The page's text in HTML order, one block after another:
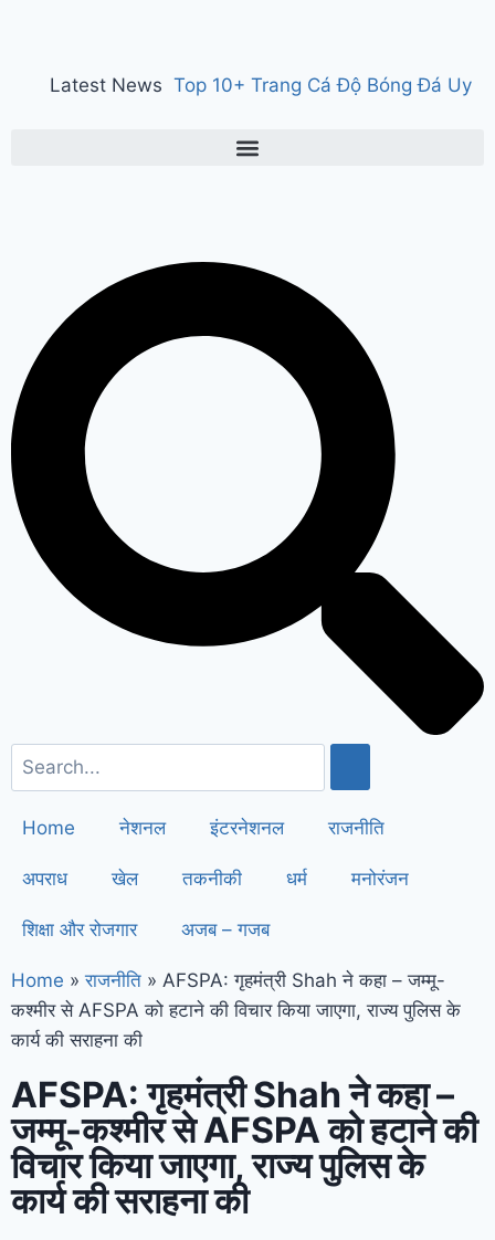
Latest News Top 10+ Trang Cá Độ Bóng Đá Uy
कार्यक्रम, CM सैनी ने कहा- ‘वंदे मातरम्’
राष्ट्र की आत्मा, पहचान और गौरव
land scam case में पूर्व CM भूपेंद्र हुड्डा
को हाईकोर्ट का झटका, अब CBI की स्पेशल
Relief to farmers :
Haryana के किसानों को ‘नायाब’ राहत, CM
सैनी ने 6 महीने के लिए बिजली बिल किया माफ
! Elderly people will get respect
and support : मोदी का यह कार्ड दिलाएगा
बुजुर्गों को सम्मान और सहारा !
PM Modi’s
Haryana visit finalized: इस दिन
हरियाणा दौरे पर आएंगे पीएम मोदी, इन
कार्यक्रमों में होंगे शामिल
Home
नेशनल इंटरनेशनल राजनीति
अपराध खेल तकनीकी धर्म मनोरंजन
शिक्षा और रोजगार अजब – गजब
Home » राजनीति » AFSPA: गृहमंत्री Shah ने कहा – जम्मू-
कश्मीर से AFSPA को हटाने की विचार किया जाएगा, राज्य पुलिस के
कार्य की सराहना की
AFSPA: गृहमंत्री Shah ने कहा –
जम्मू-कश्मीर से AFSPA को हटाने की
विचार किया जाएगा, राज्य पुलिस के
कार्य की सराहना की